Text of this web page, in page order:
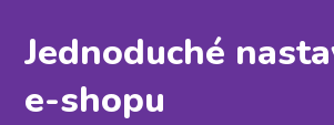
Jednoduché
e⁠-⁠shopu